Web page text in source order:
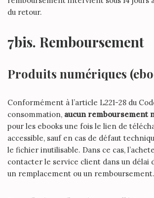
du retour.
7bis. Remboursement
Produits numériques
Conformément à l’article L221-28 du
consommation, aucun remboursement
pour les ebooks une fois le lien de
accessible, sauf en cas de défaut
le fichier inutilisable. Dans ce cas,
contacter le service client dans un délai
un remplacement ou un remboursement.